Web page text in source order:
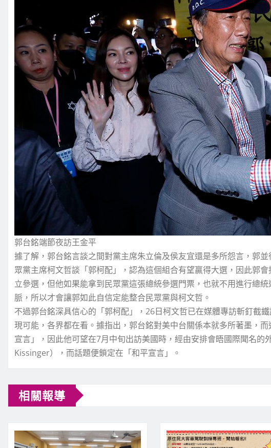
郭台銘端節夜訪王金平
據了解，郭台銘言談之間對黨主席朱立倫及侯友宜還是多所怨言，郭
眾黨主席柯文哲談「郭柯配」，認為這個組合有望贏得大選，因此郭
立參選，但他如果能拿到民眾黨這張總統參選門票，也就不用進行總
脈，所以才會讓郭如此自信定能整合民眾黨與柯文哲。
不過郭台銘深具信心的「郭柯配」，26日柯文哲已在媒體專訪斬釘截
現可能，各界都在看。據指出，郭台銘對美中台關係本就多所著墨，
宣言」，因此他可望在7月中旬出訪美國時，經由安排會晤國際聞名
Kissinger），而話題便鎖定在「和平宣言」。
相關報導